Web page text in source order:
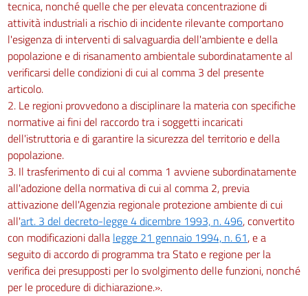
tecnica, nonché quelle che per elevata concentrazione di
attività industriali a rischio di incidente rilevante comportano
l'esigenza di interventi di salvaguardia dell'ambiente e della
popolazione e di risanamento ambientale subordinatamente al
verificarsi delle condizioni di cui al comma 3 del presente
articolo.
2. Le regioni provvedono a disciplinare la materia con specifiche
normative ai fini del raccordo tra i soggetti incaricati
dell'istruttoria e di garantire la sicurezza del territorio e della
popolazione.
3. Il trasferimento di cui al comma 1 avviene subordinatamente
all'adozione della normativa di cui al comma 2, previa
attivazione dell'Agenzia regionale protezione ambiente di cui
all'art. 3 del decreto-legge 4 dicembre 1993, n. 496, convertito
con modificazioni dalla legge 21 gennaio 1994, n. 61, e a
seguito di accordo di programma tra Stato e regione per la
verifica dei presupposti per lo svolgimento delle funzioni, nonché
per le procedure di dichiarazione.».